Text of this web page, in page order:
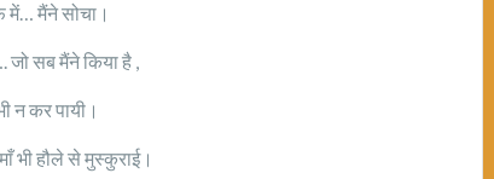
में… मैंने सोचा।
सब मैंने किया है ,
न कर पायी।
भी हौले से मुस्कुराई।